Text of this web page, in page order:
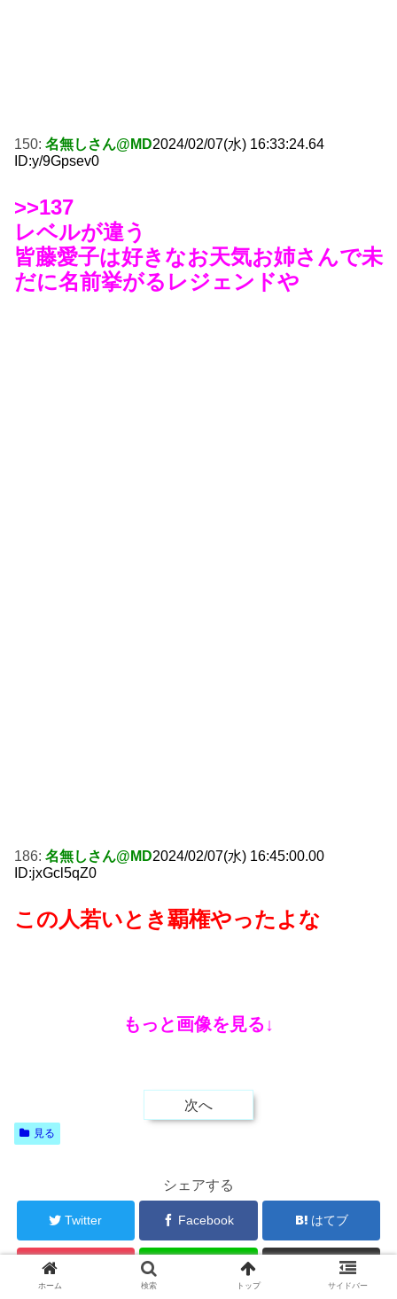
150: 名無しさん@MD2024/02/07(水) 16:33:24.64
ID:y/9Gpsev0
>>137
レベルが違う
皆藤愛子は好きなお天気お姉さんで未
だに名前挙がるレジェンドや
186: 名無しさん@MD2024/02/07(水) 16:45:00.00
ID:jxGcl5qZ0
この人若いとき覇権やったよな
もっと画像を見る↓
次へ
見る
シェアする
Twitter Facebook はてブ
コピー
ホーム 検索 トップ サイドバー